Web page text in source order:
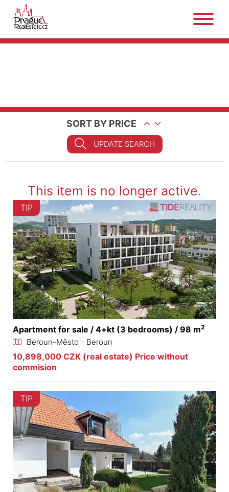
SORT BY PRICE
UPDATE SEARCH
This item is no longer active.
TIP
Apartment for sale / 4+kt (3 bedrooms) / 98 m2
Beroun-Město - Beroun
10,898,000 CZK (real estate) Price without
commision
TIP